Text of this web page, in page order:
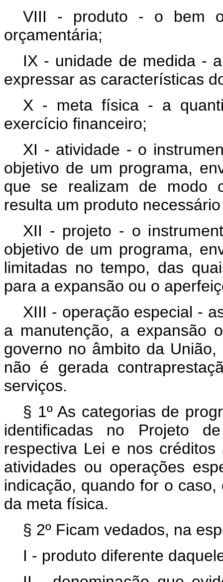
VIII - produto - o bem
orçamentária;
IX - unidade de medida -
expressar as características
X - meta física - a
exercício financeiro;
XI - atividade - o
objetivo de um programa,
que se realizam de modo
resulta um produto
XII - projeto - o
objetivo de um programa,
limitadas no tempo, das
para a expansão ou o
XIII - operação especial -
a manutenção, a expansão
governo no âmbito da
não é gerada
serviços.
§ 1º As categorias de
identificadas no Projeto
respectiva Lei e nos
atividades ou operações
indicação, quando for o
da meta física.
§ 2º Ficam vedados, na
I - produto diferente